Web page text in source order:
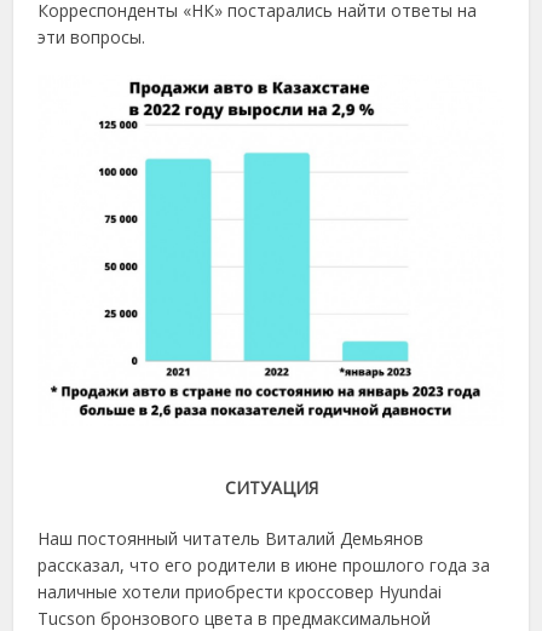
Корреспонденты «НК» постарались найти ответы на
эти вопросы.
СИТУАЦИЯ
Наш постоянный читатель Виталий Демьянов
рассказал, что его родители в июне прошлого года за
наличные хотели приобрести кроссовер Hyundai
Tucson бронзового цвета в предмаксимальной